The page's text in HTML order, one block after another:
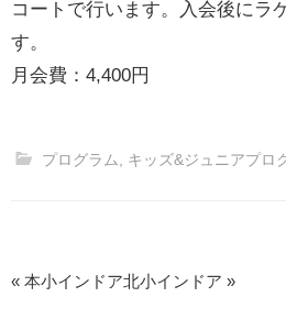
コートで行います。入会後にラ
す。
月会費：4,400円
プログラム キッズ&ジュニアプロ
« 本小インドア北小インドア »